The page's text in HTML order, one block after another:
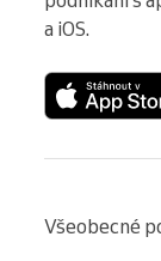
a iOS.
Všeobecné